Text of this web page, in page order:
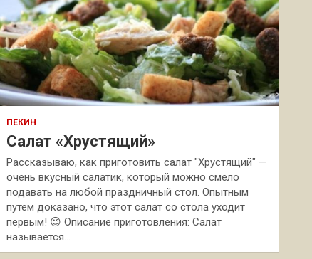
ПЕКИН
Салат «Хрустящий»
Рассказываю, как приготовить салат "Хрустящий" —
очень вкусный салатик, который можно смело
подавать на любой праздничный стол. Опытным
путем доказано, что этот салат со стола уходит
первым! 😉 Описание приготовления: Салат
называется…